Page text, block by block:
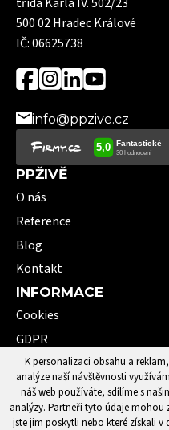
K personalizaci obsahu a
analýze naší návštěvnosti
náš web používáte, sdílíme s
analýzy. Partneři tyto údaje
jste jim poskytli nebo které získali
500 02 Hradec Králové
IČ: 06625738
info@ppzive.cz
PPŽIVĚ
O nás
Reference
Blog
Kontakt
INFORMACE
Cookies
GDPR
VOP
101 pojmů první pomoci